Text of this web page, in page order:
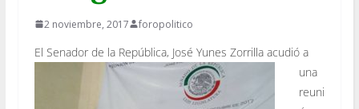
2 noviembre, 2017 foropolitico
El Senador de la República, José Yunes Zorrilla acudió a
una
reuni